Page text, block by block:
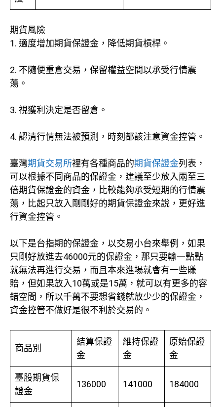
期貨風險
1. 適度增加期貨保證金，降低期貨槓桿。
2. 不隨便重倉交易，保留權益空間以承受行情震
蕩。
3. 視獲利決定是否留倉。
4. 認清行情無法被預測，時刻都該注意資金控管。
臺灣期貨交易所裡有各種商品的期貨保證金列表，
可以根據不同商品的保證金，建議至少放入兩至三
倍期貨保證金的資金，比較能夠承受短期的行情震
蕩，比起只放入剛剛好的期貨保證金來說，更好進
行資金控管。
以下是台指期的保證金，以交易小台來舉例，如果
只剛好放進去46000元的保證金，那只要輸一點點
就無法再進行交易，而且本來進場就會有一些賺
賠，但如果放入10萬或是15萬，就可以有更多的容
錯空間，所以千萬不要想省錢就放少少的保證金，
資金控管不做好是很不利於交易的。
商品別
結算保證
金
維持保證
金
原始保證
金
臺股期貨保
證金
136000 141000 184000